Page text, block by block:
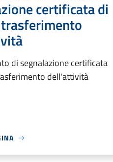
certificata di
di segnalazione certificata
dell'attività